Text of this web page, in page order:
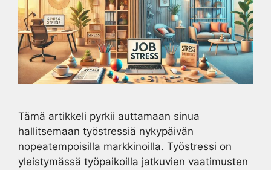
Tämä artikkeli pyrkii auttamaan sinua
hallitsemaan työstressiä nykypäivän
nopeatempoisilla markkinoilla. Työstressi on
yleistymässä työpaikoilla jatkuvien vaatimusten